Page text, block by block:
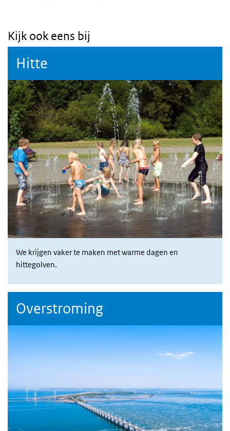
Kijk ook eens bij
Hitte
We krijgen vaker te maken met warme dagen en
hittegolven.
Overstroming